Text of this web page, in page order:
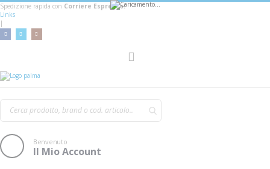
Spedizione rapida con Corriere Espresso!
Links
|
Benvenuto
Il Mio Account